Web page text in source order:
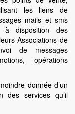
les liens de
mails et sms
à disposition des
Associations de
de messages
opérations
donnée d’un
des services qu’il